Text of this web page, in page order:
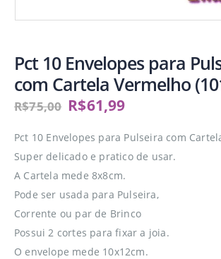
Pct 10 Envelopes para
com Cartela Vermelho
R$75,00 R$61,99
Pct 10 Envelopes para Pulseira com
Super delicado e pratico de usar.
A Cartela mede 8x8cm.
Pode ser usada para Pulseira,
Corrente ou par de Brinco
Possui 2 cortes para fixar a joia.
O envelope mede 10x12cm.